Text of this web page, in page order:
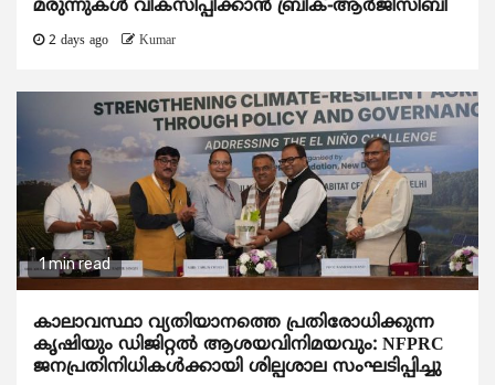
മരുന്നുകള്‍ വികസിപ്പിക്കാന്‍ ബ്രിക്-ആര്‍ജിസിബി
2 days ago Kumar
1 min read
കാലാവസ്ഥാ വ്യതിയാനത്തെ പ്രതിരോധിക്കുന്ന
കൃഷിയും ഡിജിറ്റൽ ആശയവിനിമയവും: NFPRC
ജനപ്രതിനിധികൾക്കായി ശില്പശാല സംഘടിപ്പിച്ചു